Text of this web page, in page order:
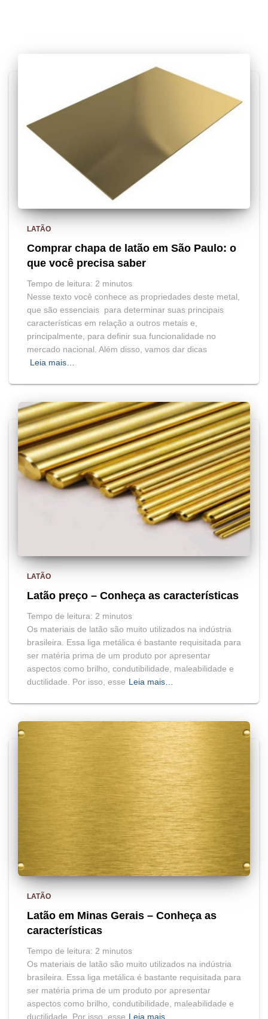
LATÃO
Comprar chapa de latão em São Paulo: o
que você precisa saber
Tempo de leitura: 2 minutos
Nesse texto você conhece as propriedades deste metal,
que são essenciais para determinar suas principais
características em relação a outros metais e,
principalmente, para definir sua funcionalidade no
mercado nacional. Além disso, vamos dar dicas
Leia mais…
LATÃO
Latão preço – Conheça as características
Tempo de leitura: 2 minutos
Os materiais de latão são muito utilizados na indústria
brasileira. Essa liga metálica é bastante requisitada para
ser matéria prima de um produto por apresentar
aspectos como brilho, condutibilidade, maleabilidade e
ductilidade. Por isso, esse Leia mais…
LATÃO
Latão em Minas Gerais – Conheça as
características
Tempo de leitura: 2 minutos
Os materiais de latão são muito utilizados na indústria
brasileira. Essa liga metálica é bastante requisitada para
ser matéria prima de um produto por apresentar
aspectos como brilho, condutibilidade, maleabilidade e
ductilidade. Por isso, esse Leia mais…